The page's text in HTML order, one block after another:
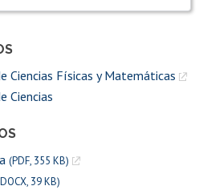
de interés
Ciencias Físicas y Matemáticas
Ciencias
(PDF, 355 KB)
39 KB)